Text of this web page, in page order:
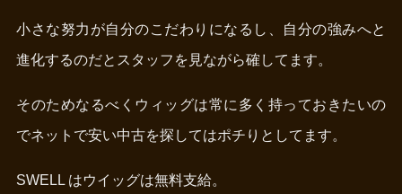
小さな努力が自分のこだわりになるし、自分の強みへと
進化するのだとスタッフを見ながら確してます。
そのためなるべくウィッグは常に多く持っておきたいの
でネットで安い中古を探してはポチりとしてます。
SWELL はウイッグは無料支給。